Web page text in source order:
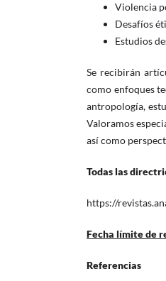
Violencia
Desafíos
Estudios
Se recibirán
como enfoques
antropología,
Valoramos
así como
Todas las
https://
Fecha límite de
Referencias